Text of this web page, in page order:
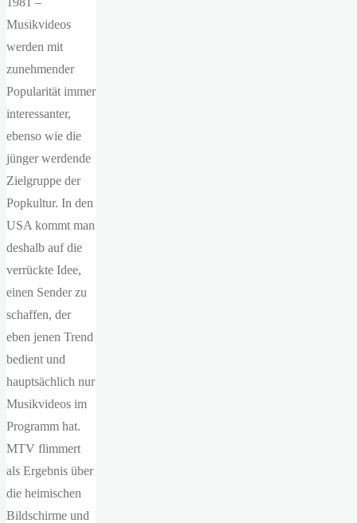
Musikvideos
werden mit
zunehmender
Popularität immer
interessanter,
ebenso wie die
jünger werdende
Zielgruppe der
Popkultur. In den
USA kommt man
deshalb auf die
verrückte Idee,
einen Sender zu
schaffen, der
eben jenen Trend
bedient und
hauptsächlich nur
Musikvideos im
Programm hat.
MTV flimmert
als Ergebnis über
die heimischen
Bildschirme und